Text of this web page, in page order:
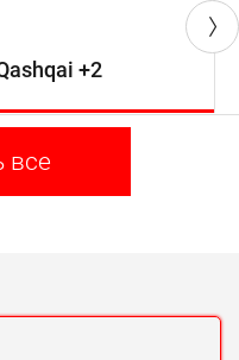
+2
все